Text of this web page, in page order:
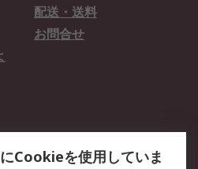
配送・送料
お問合せ
Cookieを使用していま